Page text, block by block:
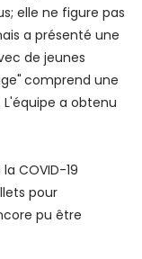
elle ne figure pas
a présenté une
de jeunes
comprend une
a obtenu
COVID-19
pour
pu être